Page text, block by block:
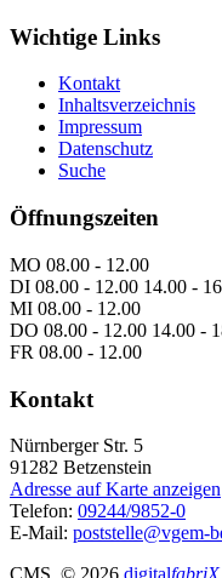
Wichtige Links
Kontakt
Inhaltsverzeichnis
Impressum
Datenschutz
Suche
Öffnungszeiten
MO 08.00 - 12.00
DI 08.00 - 12.00 14.00 -
MI 08.00 - 12.00
DO 08.00 - 12.00 14.00 -
FR 08.00 - 12.00
Kontakt
Nürnberger Str. 5
91282 Betzenstein
Adresse auf Karte anzeigen
Telefon: 09244/9852-0
E-Mail: poststelle@vgem-